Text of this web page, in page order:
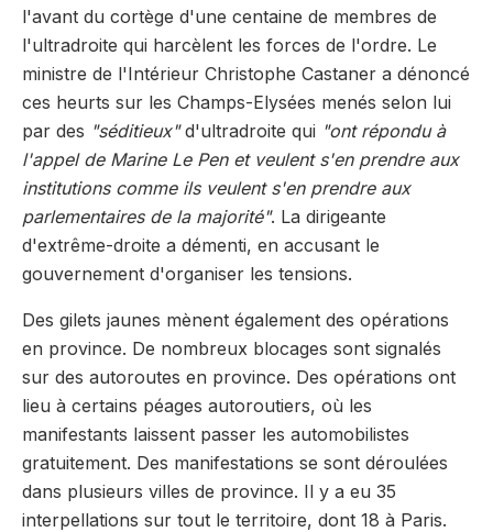
l'avant du cortège d'une centaine de membres de
l'ultradroite qui harcèlent les forces de l'ordre. Le
ministre de l'Intérieur Christophe Castaner a dénoncé
ces heurts sur les Champs-Elysées menés selon lui
par des "séditieux"d'ultradroite qui "ont répondu à
l'appel de Marine Le Pen et veulent s'en prendre aux
institutions comme ils veulent s'en prendre aux
parlementaires de la majorité". La dirigeante
d'extrême-droite a démenti, en accusant le
gouvernement d'organiser les tensions.
Des gilets jaunes mènent également des opérations
en province. De nombreux blocages sont signalés
sur des autoroutes en province. Des opérations ont
lieu à certains péages autoroutiers, où les
manifestants laissent passer les automobilistes
gratuitement. Des manifestations se sont déroulées
dans plusieurs villes de province. Il y a eu 35
interpellations sur tout le territoire, dont 18 à Paris.